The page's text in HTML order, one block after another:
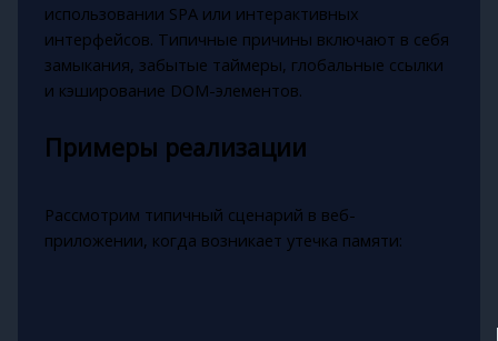
использовании SPA или интерактивных
интерфейсов. Типичные причины включают в себя
замыкания, забытые таймеры, глобальные ссылки
и кэширование DOM-элементов.
Примеры реализации
Рассмотрим типичный сценарий в веб-
приложении, когда возникает утечка памяти: